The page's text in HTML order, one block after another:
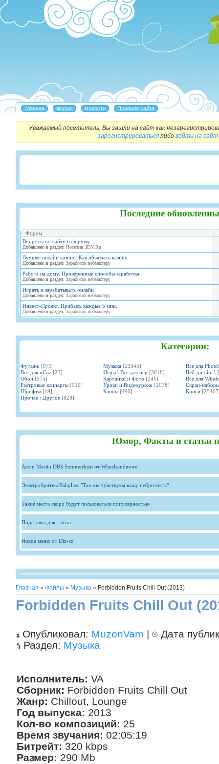
Уважаемый посетитель, Вы зашли на сайт как
зарегистрироватьсялибо войти на сайт
Последние
Форум
Вопросы по сайту и форуму
Добавлено в раздел: Позитив.3DN.Ru
Лучшее онлайн казино. Как обыграть казино
Добавлено в раздел: Заработок вебмастеру
Работа на дому. Проверенные способы заработка
Добавлено в раздел: Заработок вебмастеру
Играть и зарабатывать онлайн
Добавлено в раздел: Заработок вебмастеру
Инвест-Проект. Прибыль каждые 5 мин.
Добавлено в раздел: Заработок вебмастеру
Категории:
Футажи [973] Музыка [23345]
Все для
Все для uCoz [23] Игры \ Все для игр [3018]
Веб-дизайн \
Обои [575] Картинки и Фото [241]
Все для
Растровые клипарты [910] Уроки и Видеоуроки [2078]
Скрап-наборы
Шрифты [19] Клипы [490] Книги
Прочее \ Другое [828]
Юмор, Факты и статьи
Aston Martin DBS Summerheat от Wheelsandmore
Электробритвы Babyliss: "Так мы чувствуем вашу небритость"
Такие места скоро будут пользоваться популярностью
Подставка для... кота.
Новое меню от Diz-cs
Главная » Файлы » Музыка » Forbidden Fruits Chill Out (2013)
Forbidden Fruits Chill Out
Опубликовал: MuzonVam |
Дата
Раздел: Музыка
Исполнитель: VA
Сборник: Forbidden Fruits Chill Out
Жанр: Chillout, Lounge
Год выпуска: 2013
Кол-во композиций: 25
Время звучания: 02:05:19
Битрейт: 320 kbps
Размер: 290 Mb